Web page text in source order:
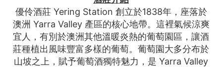
優伶酒莊 Yering Station 創立於1838年，座落於
澳洲 Yarra Valley 產區的核心地帶。這裡氣候涼爽
宜人，有別於澳洲其他溫暖炎熱的葡萄園區，讓酒
莊種植出風味豐富多樣的葡萄。葡萄園大多分布於
山坡之上，賦予葡萄酒獨特魅力，是 Yarra Valley